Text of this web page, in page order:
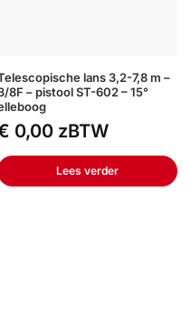
lans 3,2-7,8 m –
8F – pistool ST-602 – 15°
0,00 zBTW
Lees verder